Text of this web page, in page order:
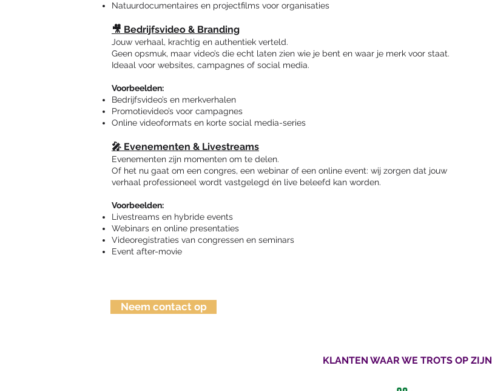
Natuurdocumentaires en projectfilms voor organisaties
🎥 Bedrijfsvideo & Branding
Jouw verhaal, krachtig en authentiek verteld.
Geen opsmuk, maar video’s die echt laten zien wie je bent en waar je merk voor staat.
Ideaal voor websites, campagnes of social media.
Voorbeelden:
Bedrijfsvideo’s en merkverhalen
Promotievideo’s voor campagnes
Online videoformats en korte social media-series
🎤 Evenementen & Livestreams
Evenementen zijn momenten om te delen.
Of het nu gaat om een congres, een webinar of een online event: wij zorgen dat jouw
verhaal professioneel wordt vastgelegd én live beleefd kan worden.
Voorbeelden:
Livestreams en hybride events
Webinars en online presentaties
Videoregistraties van congressen en seminars
Event after-movie
Neem contact op
KLANTEN WAAR WE TROTS OP ZIJN